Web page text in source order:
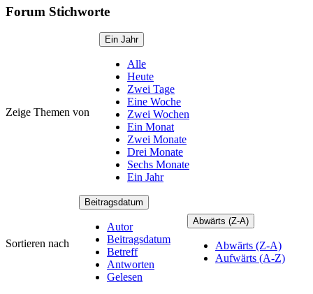
Forum Stichworte
Zeige Themen von
Ein Jahr
Alle
Heute
Zwei Tage
Eine Woche
Zwei Wochen
Ein Monat
Zwei Monate
Drei Monate
Sechs Monate
Ein Jahr
Sortieren nach
Beitragsdatum
Autor
Beitragsdatum
Betreff
Antworten
Gelesen
Abwärts (Z-A)
Abwärts (Z-A)
Aufwärts (A-Z)